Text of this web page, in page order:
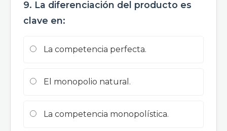
9. La diferenciación del producto es
clave en:
La competencia perfecta.
El monopolio natural.
La competencia monopolística.